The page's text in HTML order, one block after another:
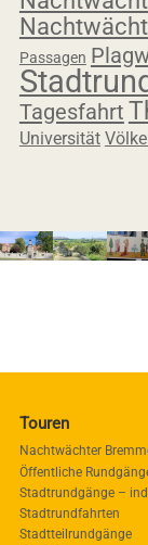
Passagen
Tagesfahrt
Universität
Touren
Nachtwächter
Öffentliche
Stadtrundgänge –
Stadtrundfahrten
Stadtteilrundgänge